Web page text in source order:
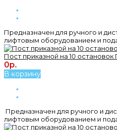
Предназначен для ручного и
лифтовым оборудованием и
Пост приказной на 10
0р.
В корзину
Предназначен для ручного и
лифтовым оборудованием и